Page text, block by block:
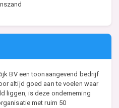
BV een toonaangevend bedrijf
altijd goed aan te voelen waar
liggen, is deze onderneming
met ruim 50